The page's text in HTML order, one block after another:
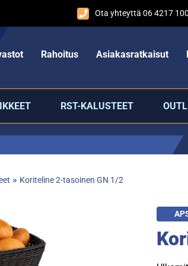
Ota yhteyttä 06 4217 100
Rahoitus Asiakasratkaisut
RST-KALUSTEET
» Koriteline 2-tasoinen GN 1/2